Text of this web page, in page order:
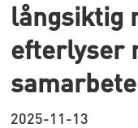
långsiktig
efterlyser
samarbete
2025-11-13